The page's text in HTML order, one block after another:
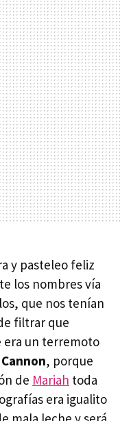
y pasteleo feliz
los nombres vía
que nos tenían
filtrar que
era un terremoto
, porque
de Mariah toda
era igualito